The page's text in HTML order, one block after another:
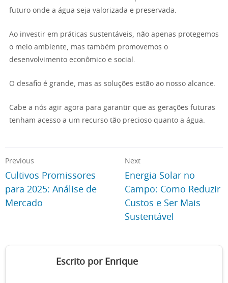
futuro onde a água seja valorizada e preservada.
Ao investir em práticas sustentáveis, não apenas protegemos
o meio ambiente, mas também promovemos o
desenvolvimento econômico e social.
O desafio é grande, mas as soluções estão ao nosso alcance.
Cabe a nós agir agora para garantir que as gerações futuras
tenham acesso a um recurso tão precioso quanto a água.
Previous
Cultivos Promissores
para 2025: Análise de
Mercado
Next
Energia Solar no
Campo: Como Reduzir
Custos e Ser Mais
Sustentável
Escrito por Enrique